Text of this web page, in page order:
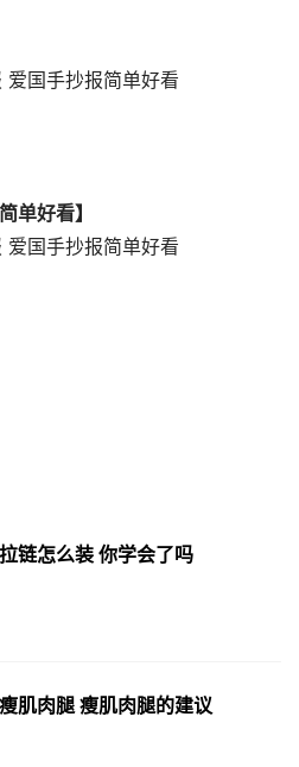
单好看】
链怎么装 你学会了吗
肌肉腿 瘦肌肉腿的建议